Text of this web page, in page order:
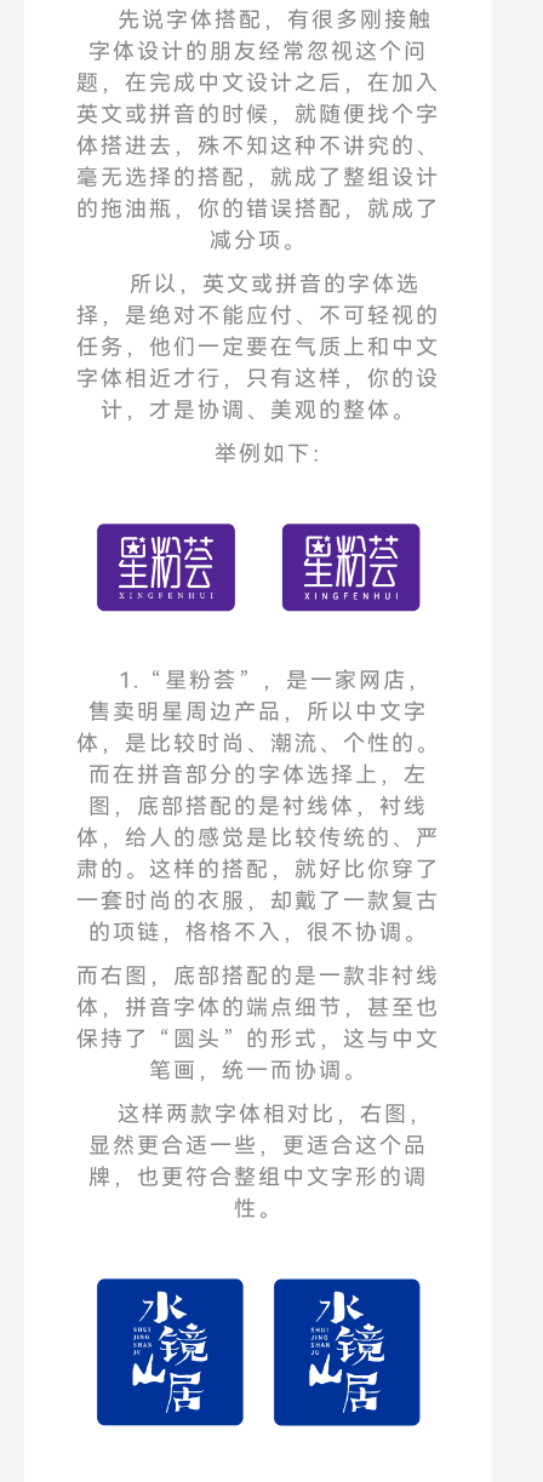
先说字体搭配，有很多刚接触
字体设计的朋友经常忽视这个问
题，在完成中文设计之后，在加入
英文或拼音的时候，就随便找个字
体搭进去，殊不知这种不讲究的、
毫无选择的搭配，就成了整组设计
的拖油瓶，你的错误搭配，就成了
减分项。
所以，英文或拼音的字体选
择，是绝对不能应付、不可轻视的
任务，他们一定要在气质上和中文
字体相近才行，只有这样，你的设
计，才是协调、美观的整体。
举例如下：
1. “ 星粉荟 ”
，是一家网店，
售卖明星周边产品，所以中文字
体，是比较时尚、潮流、个性的。
而在拼音部分的字体选择上，左
图，底部搭配的是衬线体，衬线
体，给人的感觉是比较传统的、严
肃的。这样的搭配，就好比你穿了
一套时尚的衣服，却戴了一款复古
的项链，格格不入，很不协调。
而右图，底部搭配的是一款非衬线
体，拼音字体的端点细节，甚至也
保持了
“ 圆头 ” 的形式，这与中文
笔画，统一而协调。
这样两款字体相对比，右图，
显然更合适一些，更适合这个品
牌，也更符合整组中文字形的调
性。